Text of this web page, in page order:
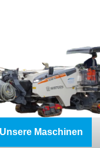
Unsere Maschinen